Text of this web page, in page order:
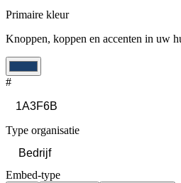
Primaire kleur
Knoppen, koppen en accenten in uw
#
Type organisatie
Embed-type